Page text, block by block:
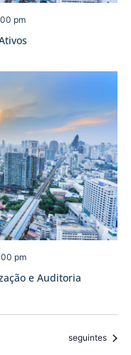
pm
e Auditoria
pm
Eventos
seguintes